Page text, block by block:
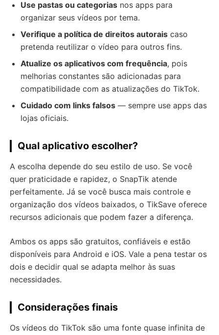
Use pastas ou categorias nos apps para
organizar seus vídeos por tema.
Verifique a política de direitos autorais caso
pretenda reutilizar o vídeo para outros fins.
Atualize os aplicativos com frequência, pois
melhorias constantes são adicionadas para
compatibilidade com as atualizações do TikTok.
Cuidado com links falsos — sempre use apps das
lojas oficiais.
Qual aplicativo escolher?
A escolha depende do seu estilo de uso. Se você
quer praticidade e rapidez, o SnapTik atende
perfeitamente. Já se você busca mais controle e
organização dos vídeos baixados, o TikSave oferece
recursos adicionais que podem fazer a diferença.
Ambos os apps são gratuitos, confiáveis e estão
disponíveis para Android e iOS. Vale a pena testar os
dois e decidir qual se adapta melhor às suas
necessidades.
Considerações finais
Os vídeos do TikTok são uma fonte quase infinita de